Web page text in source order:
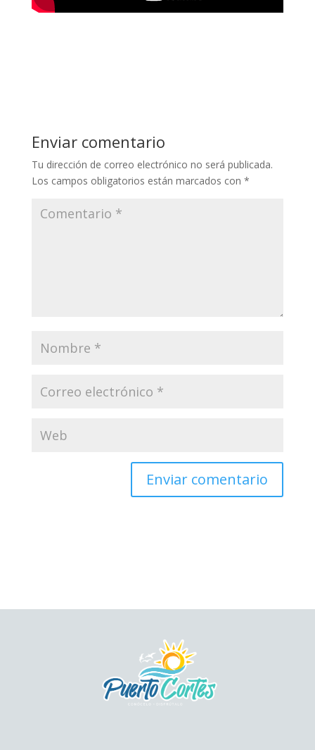
Enviar comentario
Tu dirección de correo electrónico no será publicada.
Los campos obligatorios están marcados con *